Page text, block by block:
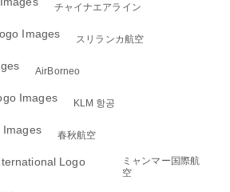
チャイナエアライン
スリランカ航空
AirBorneo
KLM 항공
春秋航空
ミャンマー国際航
空